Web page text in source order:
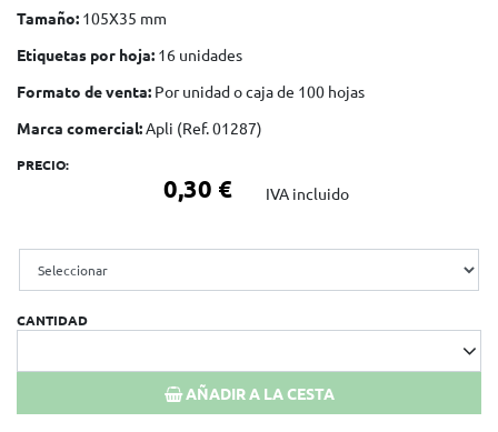
Tamaño: 105X35 mm
Etiquetas por hoja: 16 unidades
Formato de venta: Por unidad o caja de 100 hojas
Marca comercial:Apli (Ref. 01287)
PRECIO:
0,30 € IVA incluido
CANTIDAD
AÑADIR A LA CESTA